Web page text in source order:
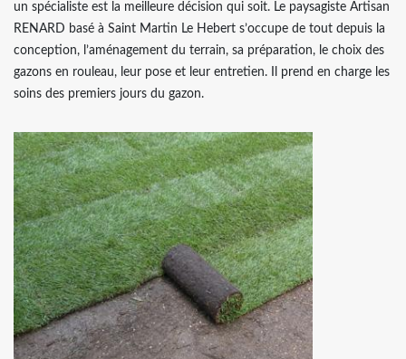
un spécialiste est la meilleure décision qui soit. Le paysagiste Artisan
RENARD basé à Saint Martin Le Hebert s’occupe de tout depuis la
conception, l’aménagement du terrain, sa préparation, le choix des
gazons en rouleau, leur pose et leur entretien. Il prend en charge les
soins des premiers jours du gazon.